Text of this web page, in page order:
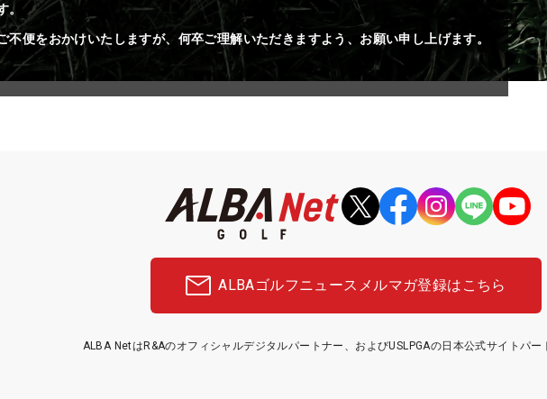
。
不便をおかけいたしますが、何卒ご理解いただきますよう、お願い申し上げます。
ALBAゴルフニュース メルマガ登録はこちら
ALBA NetはR&Aのオフィシャルデジタルパートナー、およびUSLPGAの日本公式サイトパー